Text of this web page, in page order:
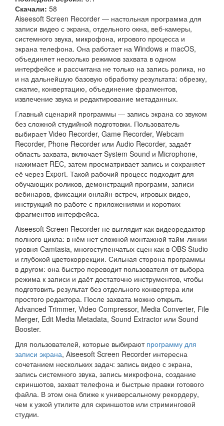
Скачали: 58
Aiseesoft Screen Recorder — настольная программа для
записи видео с экрана, отдельного окна, веб-камеры,
системного звука, микрофона, игрового процесса и
экрана телефона. Она работает на Windows и macOS,
объединяет несколько режимов захвата в одном
интерфейсе и рассчитана не только на запись ролика, но
и на дальнейшую базовую обработку результата: обрезку,
сжатие, конвертацию, объединение фрагментов,
извлечение звука и редактирование метаданных.
Главный сценарий программы — запись экрана со звуком
без сложной студийной подготовки. Пользователь
выбирает Video Recorder, Game Recorder, Webcam
Recorder, Phone Recorder или Audio Recorder, задаёт
область захвата, включает System Sound и Microphone,
нажимает REC, затем просматривает запись и сохраняет
её через Export. Такой рабочий процесс подходит для
обучающих роликов, демонстраций программ, записи
вебинаров, фиксации онлайн-встреч, игровых видео,
инструкций по работе с приложениями и коротких
фрагментов интерфейса.
Aiseesoft Screen Recorder не выглядит как видеоредактор
полного цикла: в нём нет сложной монтажной тайм-линии
уровня Camtasia, многоступенчатых сцен как в OBS Studio
и глубокой цветокоррекции. Сильная сторона программы
в другом: она быстро переводит пользователя от выбора
режима к записи и даёт достаточно инструментов, чтобы
подготовить результат без отдельного конвертера или
простого редактора. После захвата можно открыть
Advanced Trimmer, Video Compressor, Media Converter, File
Merger, Edit Media Metadata, Sound Extractor или Sound
Booster.
Для пользователей, которые выбирают программу для
записи экрана, Aiseesoft Screen Recorder интересна
сочетанием нескольких задач: запись видео с экрана,
запись системного звука, запись микрофона, создание
скриншотов, захват телефона и быстрые правки готового
файла. В этом она ближе к универсальному рекордеру,
чем к узкой утилите для скриншотов или стриминговой
студии.